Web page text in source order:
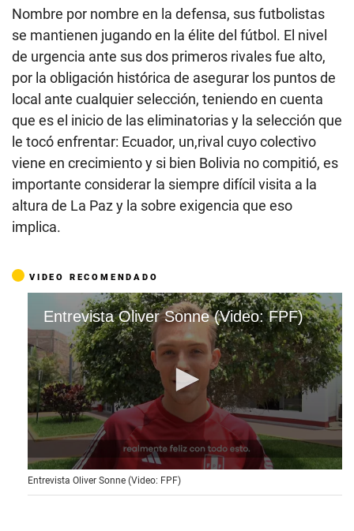
Nombre por nombre en la defensa, sus futbolistas
se mantienen jugando en la élite del fútbol. El nivel
de urgencia ante sus dos primeros rivales fue alto,
por la obligación histórica de asegurar los puntos de
local ante cualquier selección, teniendo en cuenta
que es el inicio de las eliminatorias y la selección que
le tocó enfrentar: Ecuador, un,rival cuyo colectivo
viene en crecimiento y si bien Bolivia no compitió, es
importante considerar la siempre difícil visita a la
altura de La Paz y la sobre exigencia que eso
implica.
VIDEO RECOMENDADO
Entrevista Oliver Sonne (Video: FPF)
0
s
e
Entrevista Oliver Sonne (Video: FPF)